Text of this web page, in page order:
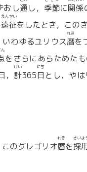
おし通し， 季節に関係
遠征
えんせい
をしたとき，この
わゆるユリウス暦
れき
を
ん
をさらにあらためたも
計
けい
365日
にち
とし，や
このグレゴリオ暦
れき
を採
さいよ